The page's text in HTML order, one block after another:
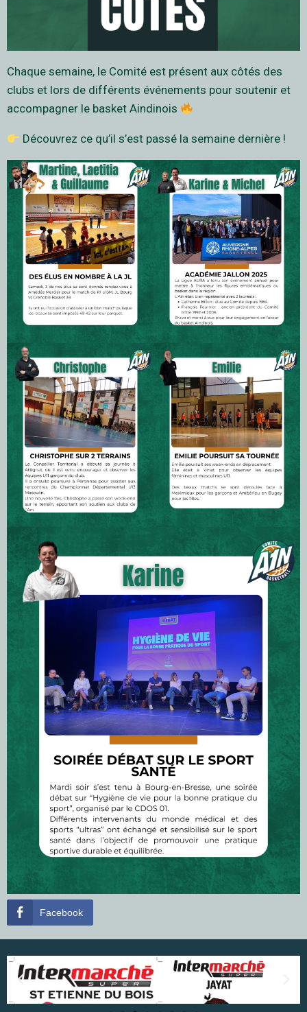
Chaque semaine, le Comité est présent aux côtés des
clubs et lors de différents événements pour soutenir et
accompagner le basket Aindinois
Découvrez ce qu’il s’est passé la semaine dernière !
Facebook